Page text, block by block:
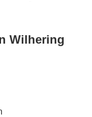
Wilhering